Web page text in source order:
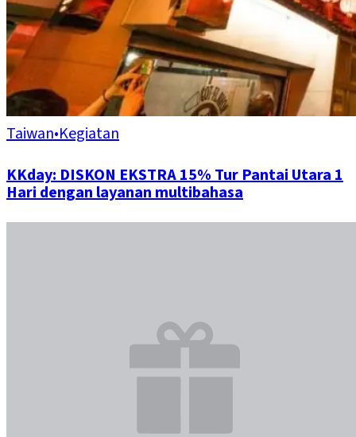
Taiwan•Kegiatan
KKday: DISKON EKSTRA 15% Tur Pantai Utara 1
Hari dengan layanan multibahasa